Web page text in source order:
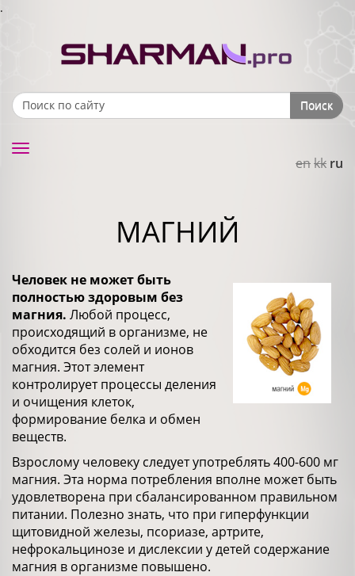
.
Search form Поиск
enkk ru
Toggle
МАГНИЙ
Человек не может быть
полностью здоровым без
магния. Любой процесс,
происходящий в организме, не
обходится без солей и ионов
магния. Этот элемент
контролирует процессы деления
и очищения клеток,
формирование белка и обмен
веществ.
Взрослому человеку следует употреблять 400-600 мг
магния. Эта норма потребления вполне может быть
удовлетворена при сбалансированном правильном
питании. Полезно знать, что при гиперфункции
щитовидной железы, псориазе, артрите,
нефрокальцинозе и дислексии у детей содержание
магния в организме повышено.